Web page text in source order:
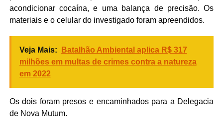
acondicionar cocaína, e uma balança de precisão. Os
materiais e o celular do investigado foram apreendidos.
Veja Mais:
Batalhão Ambiental aplica R$ 317
milhões em multas de crimes contra a natureza
em 2022
Os dois foram presos e encaminhados para a Delegacia
de Nova Mutum.